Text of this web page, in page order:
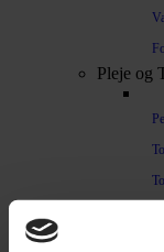
Pleje og